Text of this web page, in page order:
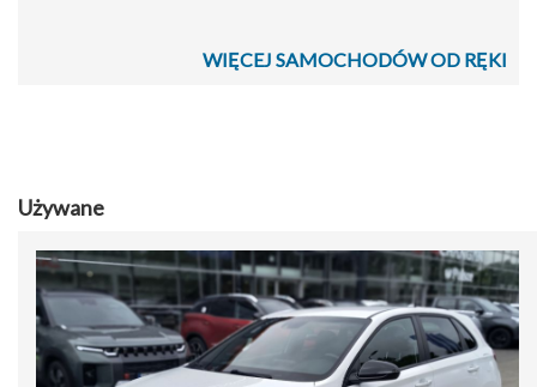
WIĘCEJ SAMOCHODÓW OD RĘKI
Używane